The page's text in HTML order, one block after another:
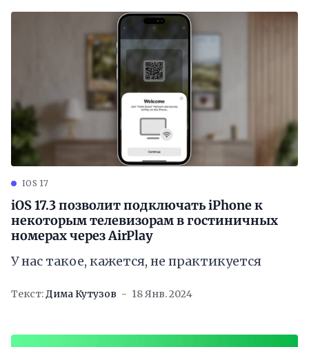
IOS 17
iOS 17.3 позволит подключать iPhone к
некоторым телевизорам в гостиничных
номерах через AirPlay
У нас такое, кажется, не практикуется
Текст:Дима Кутузов 18 Янв. 2024